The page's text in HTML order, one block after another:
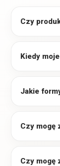
Czy
Kiedy
Jakie
Czy mogę
Czy mogę